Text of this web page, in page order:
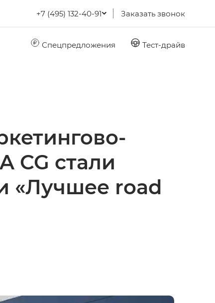
+7 (495) 132-40-91 Заказать звонок
Спецпредложения Тест-драйв
CG стали
«Лучшее road